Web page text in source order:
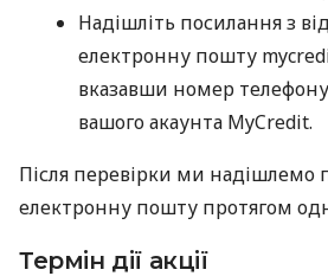
Надішліть посилання з
електронну пошту
вказавши номер
вашого акаунта MyCredit.
Після перевірки ми
електронну пошту протягом
Термін дії акції